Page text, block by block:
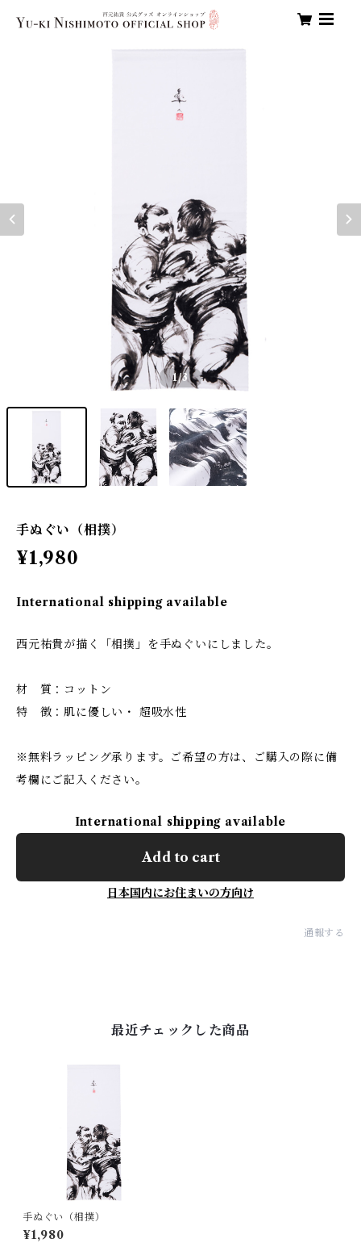
1/3
手ぬぐい（相撲）
¥1,980
International shipping available
西元祐貴が描く「相撲」を手ぬぐいにしました。
材 質：コットン
特 徴：肌に優しい・ 超吸水性
※無料ラッピング承ります。ご希望の方は、ご購入の際に備
考欄にご記入ください。
International shipping available
Add to cart
日本国内にお住まいの方向け
通報する
最近チェックした商品
手ぬぐい（相撲）
¥1,980